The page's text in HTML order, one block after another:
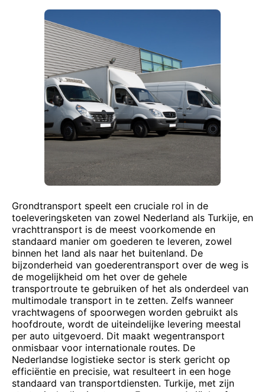
Grondtransport speelt een cruciale rol in de
toeleveringsketen van zowel Nederland als Turkije, en
vrachttransport is de meest voorkomende en
standaard manier om goederen te leveren, zowel
binnen het land als naar het buitenland. De
bijzonderheid van goederentransport over de weg is
de mogelijkheid om het over de gehele
transportroute te gebruiken of het als onderdeel van
multimodale transport in te zetten. Zelfs wanneer
vrachtwagens of spoorwegen worden gebruikt als
hoofdroute, wordt de uiteindelijke levering meestal
per auto uitgevoerd. Dit maakt wegentransport
onmisbaar voor internationale routes. De
Nederlandse logistieke sector is sterk gericht op
efficiëntie en precisie, wat resulteert in een hoge
standaard van transportdiensten. Turkije, met zijn